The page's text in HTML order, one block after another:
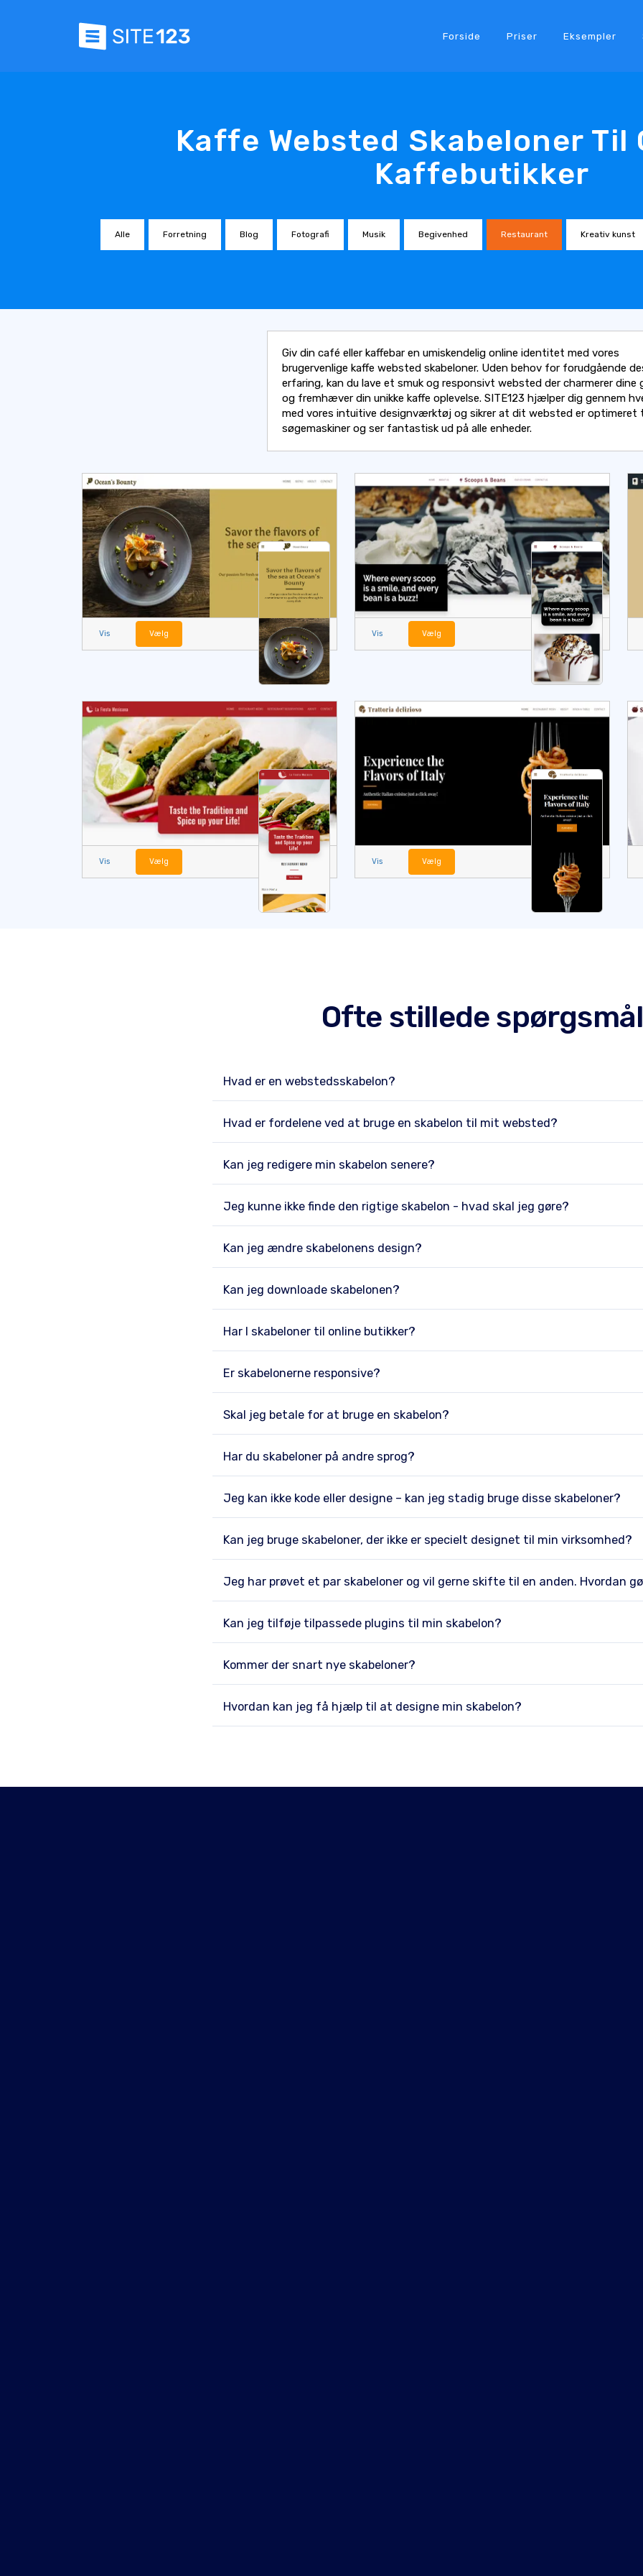
Forside Priser Eksempler
Kaffe Websted Skabeloner Til
Kaffebutikker
Alle Forretning Blog Fotografi Musik Begivenhed Restaurant Kreativ kunst
Giv din café eller kaffebar en umiskendelig online identitet med vores
brugervenlige kaffe websted skabeloner. Uden behov for forudgående
erfaring, kan du lave et smuk og responsivt websted der charmerer
og fremhæver din unikke kaffe oplevelse. SITE123 hjælper dig gennem
med vores intuitive designværktøj og sikrer at dit websted er optimeret
søgemaskiner og ser fantastisk ud på alle enheder.
Vis Vælg Vis Vælg
Vis Vælg Vis Vælg
Ofte stillede spørgsmål
Hvad er en webstedsskabelon?
Hvad er fordelene ved at bruge en skabelon til mit websted?
Kan jeg redigere min skabelon senere?
Jeg kunne ikke finde den rigtige skabelon - hvad skal jeg gøre?
Kan jeg ændre skabelonens design?
Kan jeg downloade skabelonen?
Har I skabeloner til online butikker?
Er skabelonerne responsive?
Skal jeg betale for at bruge en skabelon?
Har du skabeloner på andre sprog?
Jeg kan ikke kode eller designe – kan jeg stadig bruge disse skabeloner?
Kan jeg bruge skabeloner, der ikke er specielt designet til min virksomhed?
Jeg har prøvet et par skabeloner og vil gerne skifte til en anden. Hvordan
Kan jeg tilføje tilpassede plugins til min skabelon?
Kommer der snart nye skabeloner?
Hvordan kan jeg få hjælp til at designe min skabelon?